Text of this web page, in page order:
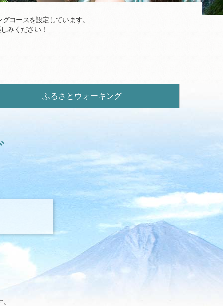
コースを設定しています。
みください！
ふるさとウォーキング